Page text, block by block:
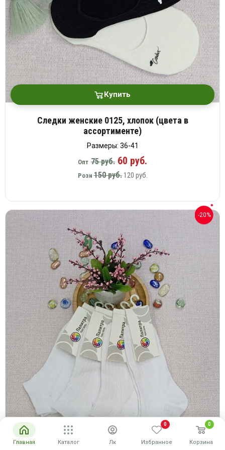
Купить
Следки женские 0125, хлопок (цвета в
ассортименте)
Размеры: 36-41
Опт 75 руб. 60 руб.
Розн 150 руб.120 руб.
-20%
Главная Каталог Лк
0
Избранное
0
Корзина